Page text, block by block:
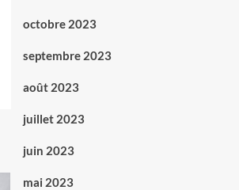
octobre 2023
septembre 2023
août 2023
juillet 2023
juin 2023
mai 2023